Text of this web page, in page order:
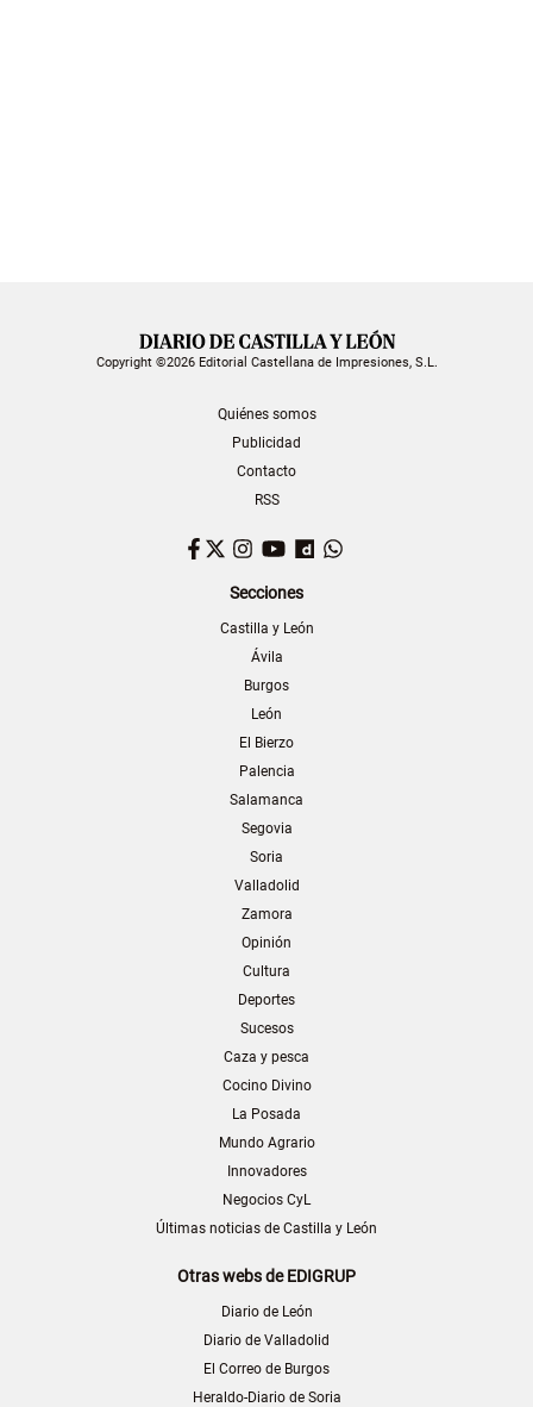
Copyright ©2026 Editorial Castellana de Impresiones, S.L.
Quiénes somos
Publicidad
Contacto
RSS
Facebook
TwitterInstagram
YouTubeDailymotion
Secciones
Castilla y León
Ávila
Burgos
León
El Bierzo
Palencia
Salamanca
Segovia
Soria
Valladolid
Zamora
Opinión
Cultura
Deportes
Sucesos
Caza y pesca
Cocino Divino
La Posada
Mundo Agrario
Innovadores
Negocios CyL
Últimas noticias de Castilla y León
Otras webs de EDIGRUP
Diario de León
Diario de Valladolid
El Correo de Burgos
Heraldo-Diario de Soria